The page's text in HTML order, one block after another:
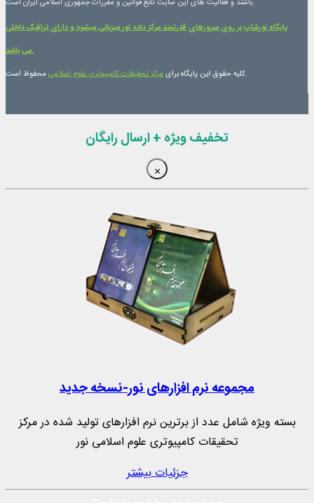
باشند و فعالیت های این سایت تابع قوانین و مقررات جمهوری اسلامی ایران است.
پایگاه نورشاپ بر روی سرورهای قدرتمند مرکز داده نور میزبانی میشود و دارای ترافیک داخلی
می باشد.
کلیه حقوق این پایگاه برایمرکز تحقیقات کامپیوتری علوم اسلامی محفوظ است.
تخفیف ویژه + ارسال رایگان
×
مجموعه نرم‌ افزارهای نور-نسخه جدید
بسته ویژه شامل عدد از برترین نرم افزارهای تولید شده در مرکز
تحقیقات کامپیوتری علوم اسلامی نور
جزئیات بیشتر